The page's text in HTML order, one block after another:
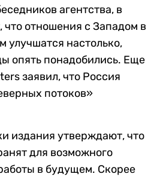
агентства, в
что отношения с Западом в
улучшатся настолько,
опять понадобились. Еще
заявил, что Россия
потоков»
издания утверждают, что
для возможного
в будущем. Скорее